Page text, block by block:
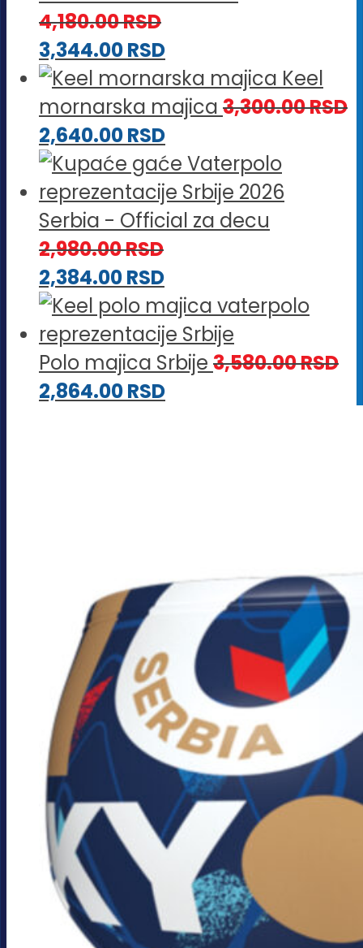
4,180.00RSD
3,344.00RSD
Keel
mornarska majica 3,300.00RSD
2,640.00RSD
Serbia - Official za decu
2,980.00RSD
2,384.00RSD
Polo majica Srbije 3,580.00RSD
2,864.00RSD